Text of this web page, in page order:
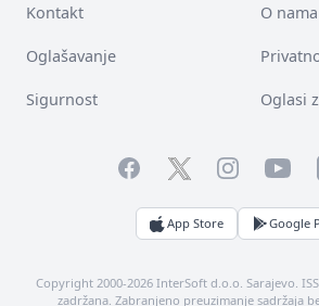
Kontakt O nama
Oglašavanje
Sigurnost Oglasi
FacebookTwitterInstagram
App Store Google
Copyright 2000-2026 InterSoft d.o.o. Sarajevo.
zadržana. Zabranjeno preuzimanje sadržaja